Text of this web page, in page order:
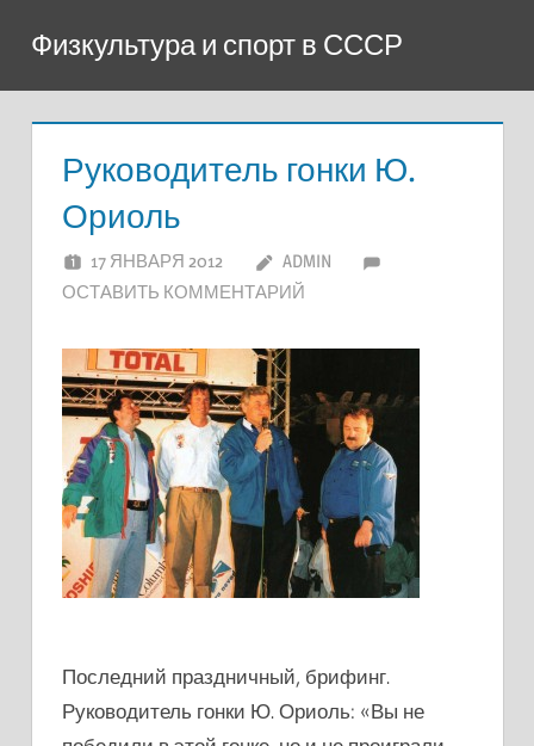
содержимому
Физкультура и спорт в СССР
Руководитель гонки Ю.
Ориоль
17 ЯНВАРЯ 2012
ADMIN
ОСТАВИТЬ КОММЕНТАРИЙ
Последний праздничный, брифинг.
Руководитель гонки Ю. Ориоль: «Вы не